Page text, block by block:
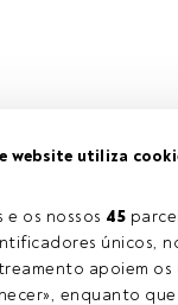
website utiliza
e os nossos 45
únicos,
apoiem
enquanto